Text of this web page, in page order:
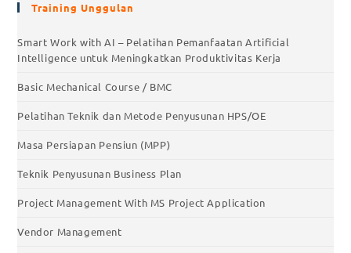
Training Unggulan
Smart Work with AI – Pelatihan Pemanfaatan Artificial
Intelligence untuk Meningkatkan Produktivitas Kerja
Basic Mechanical Course / BMC
Pelatihan Teknik dan Metode Penyusunan HPS/OE
Masa Persiapan Pensiun (MPP)
Teknik Penyusunan Business Plan
Project Management With MS Project Application
Vendor Management